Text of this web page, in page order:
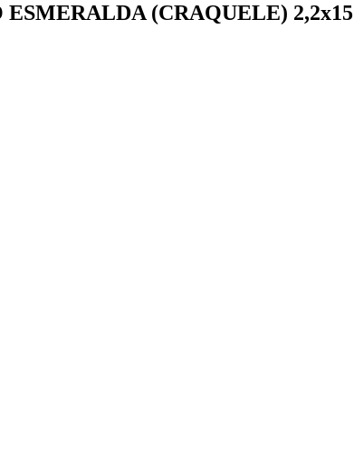
(CRAQUELE) 2,2х15